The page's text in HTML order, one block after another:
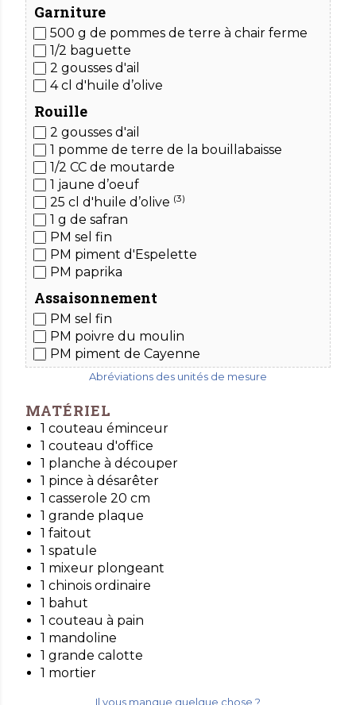
Garniture
500 g de pommes de terre à chair ferme
1/2 baguette
2 gousses d'ail
4 cl d'huile d’olive
Rouille
2 gousses d'ail
1 pomme de terre de la bouillabaisse
1/2 CC de moutarde
1 jaune d’oeuf
25 cl d'huile d’olive (3)
1 g de safran
PM sel fin
PM piment d'Espelette
PM paprika
Assaisonnement
PM sel fin
PM poivre du moulin
PM piment de Cayenne
Abréviations des unités de mesure
MATÉRIEL
1 couteau éminceur
1 couteau d'office
1 planche à découper
1 pince à désarêter
1 casserole 20 cm
1 grande plaque
1 faitout
1 spatule
1 mixeur plongeant
1 chinois ordinaire
1 bahut
1 couteau à pain
1 mandoline
1 grande calotte
1 mortier
Il vous manque quelque chose ?